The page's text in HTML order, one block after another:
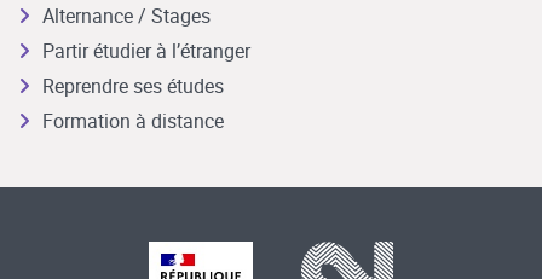
Alternance / Stages
Partir étudier à l’étranger
Reprendre ses études
Formation à distance